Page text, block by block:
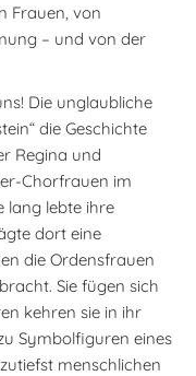
Frauen, von
– und von der
Die unglaubliche
die Geschichte
Regina und
Chorfrauen im
lang lebte ihre
dort eine
die Ordensfrauen
Sie fügen sich
kehren sie in ihr
Symbolfiguren eines
menschlichen